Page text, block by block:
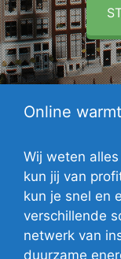
Online
Wij weten
kun jij van
kun je snel en
verschillende
netwerk van
duurzame